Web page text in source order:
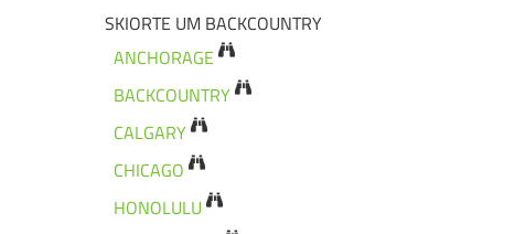
SKIORTE UM BACKCOUNTRY
ANCHORAGE
BACKCOUNTRY
CALGARY
CHICAGO
HONOLULU